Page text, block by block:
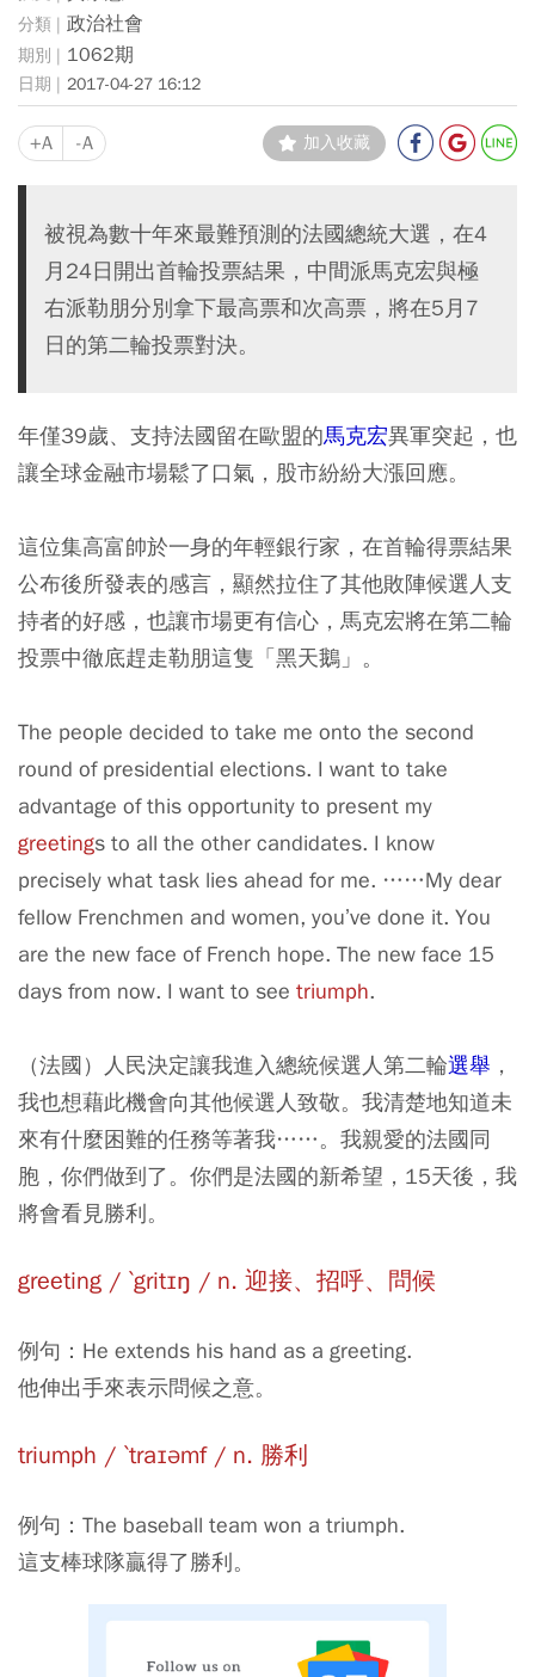
政治社會
1062期
2017-04-27 16:12
+A -A 加入收藏
被視為數十年來最難預測的法國總統大選，在4
月24日開出首輪投票結果，中間派馬克宏與極
右派勒朋分別拿下最高票和次高票，將在5月7
日的第二輪投票對決。
年僅39歲、支持法國留在歐盟的馬克宏異軍突起，也
讓全球金融市場鬆了口氣，股市紛紛大漲回應。
這位集高富帥於一身的年輕銀行家，在首輪得票結果
公布後所發表的感言，顯然拉住了其他敗陣候選人支
持者的好感，也讓市場更有信心，馬克宏將在第二輪
投票中徹底趕走勒朋這隻「黑天鵝」。
The people decided to take me onto the second
round of presidential elections. I want to take
advantage of this opportunity to present my
greetings to all the other candidates. I know
precisely what task lies ahead for me. ……My dear
fellow Frenchmen and women, you’ve done it. You
are the new face of French hope. The new face 15
days from now. I want to see triumph.
（法國）人民決定讓我進入總統候選人第二輪選舉 ，
我也想藉此機會向其他候選人致敬。我清楚地知道未
來有什麼困難的任務等著我……。我親愛的法國同
胞，你們做到了。你們是法國的新希望，15天後，我
將會看見勝利。
greeting / ˋgritɪŋ / n. 迎接、招呼、問候
例句：He extends his hand as a greeting.
他伸出手來表示問候之意。
triumph / ˋtraɪəmf / n. 勝利
例句：The baseball team won a triumph.
這支棒球隊贏得了勝利。